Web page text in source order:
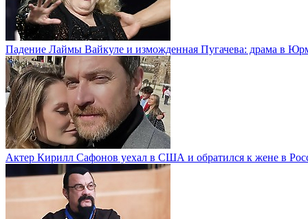
Падение Лаймы Вайкуле и изможденная Пугачева: драма в
Актер Кирилл Сафонов уехал в США и обратился к жене в